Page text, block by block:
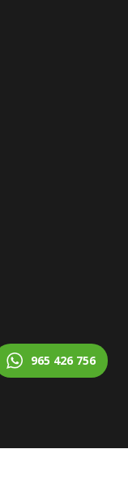
965 426 756